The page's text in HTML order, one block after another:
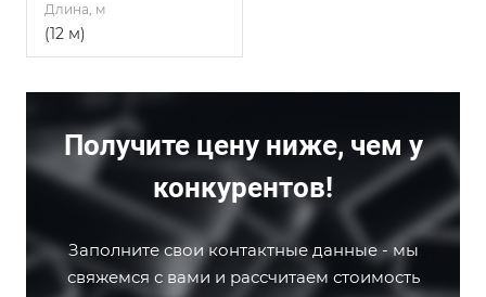
Длина, м
(12 м)
Получите цену ниже, чем у
конкурентов!
Заполните свои контактные данные - мы
свяжемся с вами и рассчитаем стоимость